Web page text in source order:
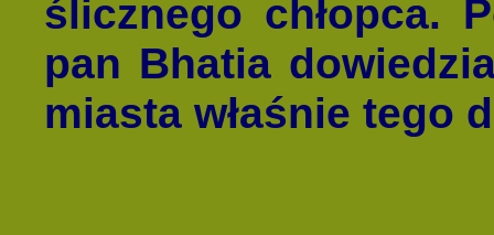
ślicznego chłopca.
pan Bhatia
miasta właśnie tego